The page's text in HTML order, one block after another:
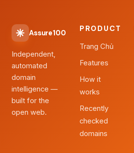
Assure100
Independent,
automated
domain
intelligence —
built for the
open web.
PRODUCT
Trang Chủ
Features
How it
works
Recently
checked
domains